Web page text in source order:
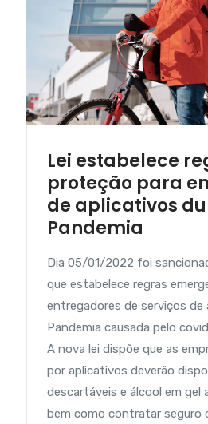
Lei estabelece
proteção para
de aplicativos
Pandemia
Dia 05/01/2022 foi
que estabelece regras
entregadores de serviços
Pandemia causada pelo
A nova lei dispõe que as
por aplicativos deverão
descartáveis e álcool em gel
bem como contratar seguro